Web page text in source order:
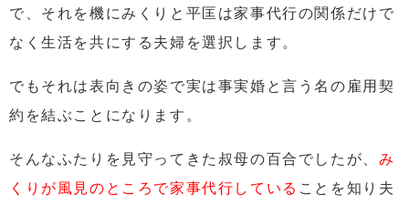
で、それを機にみくりと平匡は家事代行の関係だけで
なく生活を共にする夫婦を選択します。
でもそれは表向きの姿で実は事実婚と言う名の雇用契
約を結ぶことになります。
そんなふたりを見守ってきた叔母の百合でしたが、 み
くりが風見のところで家事代行している ことを知り夫